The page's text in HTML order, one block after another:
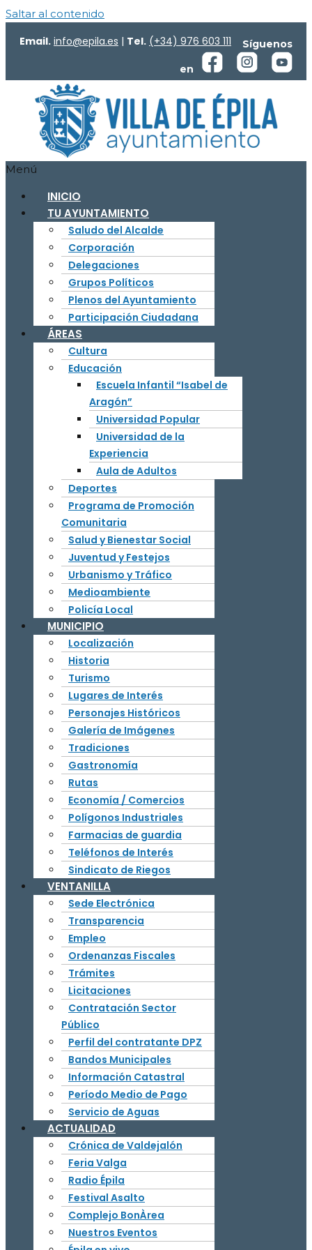
Saltar al contenido
Email. info@epila.es | Tel. (+34) 976 603 111
Síguenos
en
Menú
INICIO
TU AYUNTAMIENTO
Saludo del Alcalde
Corporación
Delegaciones
Grupos Políticos
Plenos del Ayuntamiento
Participación Ciudadana
ÁREAS
Cultura
Educación
Escuela Infantil “Isabel de
Aragón”
Universidad Popular
Universidad de la
Experiencia
Aula de Adultos
Deportes
Programa de Promoción
Comunitaria
Salud y Bienestar Social
Juventud y Festejos
Urbanismo y Tráfico
Medioambiente
Policía Local
MUNICIPIO
Localización
Historia
Turismo
Lugares de Interés
Personajes Históricos
Galería de Imágenes
Tradiciones
Gastronomía
Rutas
Economía / Comercios
Polígonos Industriales
Farmacias de guardia
Teléfonos de Interés
Sindicato de Riegos
VENTANILLA
Sede Electrónica
Transparencia
Empleo
Ordenanzas Fiscales
Trámites
Licitaciones
Contratación Sector
Público
Perfil del contratante DPZ
Bandos Municipales
Información Catastral
Período Medio de Pago
Servicio de Aguas
ACTUALIDAD
Crónica de Valdejalón
Feria Valga
Radio Épila
Festival Asalto
Complejo BonÀrea
Nuestros Eventos